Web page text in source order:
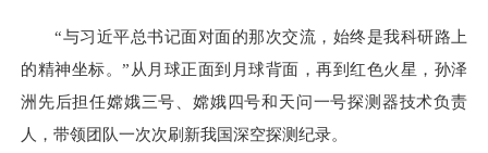
“与习近平总书记面对面的那次交流，始终是我科研路上
的精神坐标。”从月球正面到月球背面，再到红色火星，孙泽
洲先后担任嫦娥三号、嫦娥四号和天问一号探测器技术负责
人，带领团队一次次刷新我国深空探测纪录。